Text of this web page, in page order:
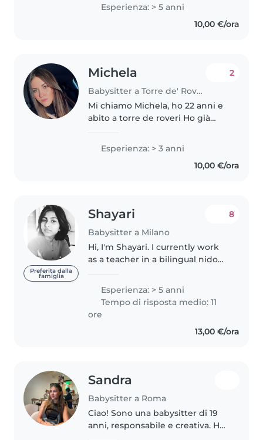
Triennale in Biologia e la Laurea
Esperienza: > 5 anni
10,00 €/ora
Michela
Babysitter a Torre de' Roveri
2
Mi chiamo Michela, ho 22 anni e
abito a torre de roveri Ho già
ho fatto anche il corso di primo
soccorso e def. Sono una ragazza
Esperienza: > 3 anni
10,00 €/ora
Preferita dalla
famiglia
Shayari
Babysitter a Milano
8
Hi, I'm Shayari. I currently work
as a teacher in a bilingual nido
and support the development of
young children every day.
Alongside my teaching role,..
Esperienza: > 5 anni
Tempo di risposta medio: 11
ore
13,00 €/ora
Sandra
Babysitter a Roma
Ciao! Sono una babysitter di 19
anni, responsabile e creativa. Ho